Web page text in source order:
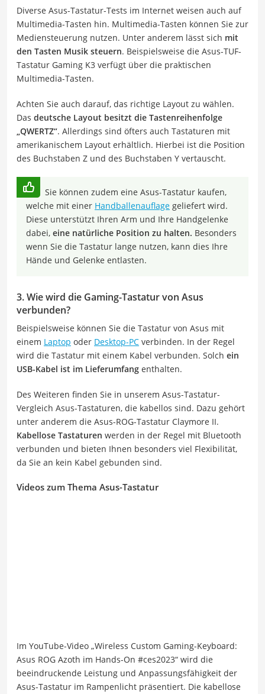
Diverse Asus-Tastatur-Tests im Internet weisen auch auf
Multimedia-Tasten hin. Multimedia-Tasten können Sie zur
Mediensteuerung nutzen. Unter anderem lässt sich mit
den Tasten Musik steuern. Beispielsweise die Asus-TUF-
Tastatur Gaming K3 verfügt über die praktischen
Multimedia-Tasten.
Achten Sie auch darauf, das richtige Layout zu wählen.
Das deutsche Layout besitzt die Tastenreihenfolge
„QWERTZ“. Allerdings sind öfters auch Tastaturen mit
amerikanischem Layout erhältlich. Hierbei ist die Position
des Buchstaben Z und des Buchstaben Y vertauscht.
Sie können zudem eine Asus-Tastatur kaufen,
welche mit einer Handballenauflage geliefert wird.
Diese unterstützt Ihren Arm und Ihre Handgelenke
dabei, eine natürliche Position zu halten. Besonders
wenn Sie die Tastatur lange nutzen, kann dies Ihre
Hände und Gelenke entlasten.
3. Wie wird die Gaming-Tastatur von Asus
verbunden?
Beispielsweise können Sie die Tastatur von Asus mit
einem Laptop oder Desktop-PC verbinden. In der Regel
wird die Tastatur mit einem Kabel verbunden. Solch ein
USB-Kabel ist im Lieferumfang enthalten.
Des Weiteren finden Sie in unserem Asus-Tastatur-
Vergleich Asus-Tastaturen, die kabellos sind. Dazu gehört
unter anderem die Asus-ROG-Tastatur Claymore II.
Kabellose Tastaturen werden in der Regel mit Bluetooth
verbunden und bieten Ihnen besonders viel Flexibilität,
da Sie an kein Kabel gebunden sind.
Videos zum Thema Asus-Tastatur
Im YouTube-Video „Wireless Custom Gaming-Keyboard:
Asus ROG Azoth im Hands-On #ces2023“ wird die
beeindruckende Leistung und Anpassungsfähigkeit der
Asus-Tastatur im Rampenlicht präsentiert. Die kabellose